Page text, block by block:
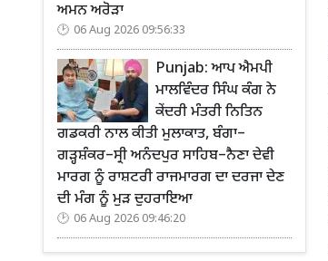
ਅਮਨ ਅਰੋੜਾ
06 Aug 2026 09:56:33
Punjab: ਆਪ ਐਮਪੀ
ਮਾਲਵਿੰਦਰ ਸਿੰਘ ਕੰਗ ਨੇ
ਕੇਂਦਰੀ ਮੰਤਰੀ ਨਿਤਿਨ
ਗਡਕਰੀ ਨਾਲ ਕੀਤੀ ਮੁਲਾਕਾਤ, ਬੰਗਾ–
ਗੜ੍ਹਸ਼ੰਕਰ–ਸ੍ਰੀ ਅਨੰਦਪੁਰ ਸਾਹਿਬ–ਨੈਣਾ ਦੇਵੀ
ਮਾਰਗ ਨੂੰ ਰਾਸ਼ਟਰੀ ਰਾਜਮਾਰਗ ਦਾ ਦਰਜਾ ਦੇਣ
ਦੀ ਮੰਗ ਨੂੰ ਮੁੜ ਦੁਹਰਾਇਆ
06 Aug 2026 09:46:20